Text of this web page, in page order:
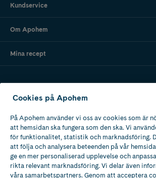
Kundservice
Om Apohem
Mina recept
Ladda ner vår app
Apotek med tillstånd
av Läkemedelsverket
Cookies på Apohem
På Apohem använder vi oss av cookies som är
att hemsidan ska fungera som den ska. Vi
för funktionalitet, statistik och marknadsföring.
att följa och analysera beteenden på vår
ge en mer personaliserad upplevelse och
rikta relevant marknadsföring. Vi delar även
våra samarbetspartners. Genom att acceptera